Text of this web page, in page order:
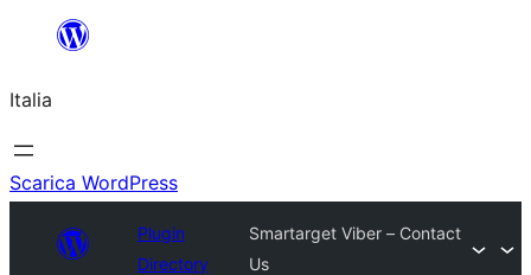
contenuto
Italia
Scarica WordPress
Plugin
Directory
Smartarget Viber – Contact
Us